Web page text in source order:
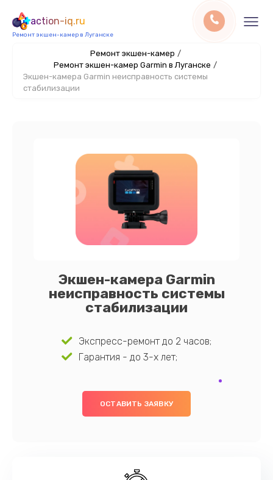
action-iq.ru
Ремонт экшен-камер в Луганске
Ремонт экшен-камер /
Ремонт экшен-камер Garmin в Луганске /
Экшен-камера Garmin неисправность системы
стабилизации
Экшен-камера Garmin
неисправность системы
стабилизации
Экспресс-ремонт до 2 часов;
Гарантия - до 3-х лет;
ОСТАВИТЬ ЗАЯВКУ